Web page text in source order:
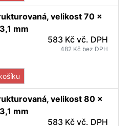
velikost 70 x
mm
583 Kč vč. DPH
482 Kč bez DPH
velikost 80 x
mm
583 Kč vč. DPH